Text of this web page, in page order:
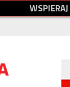
WSPIERAJ